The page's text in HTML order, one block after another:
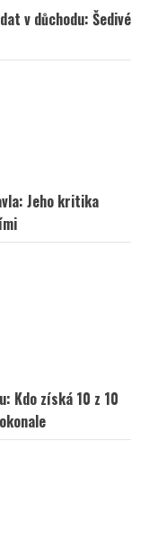
v důchodu: Šedivé
Jeho kritika
Kdo získá 10 z 10